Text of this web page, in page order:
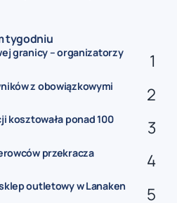
tygodniu
granicy – organizatorzy
z obowiązkowymi
kosztowała ponad 100
przekracza
outletowy w Lanaken